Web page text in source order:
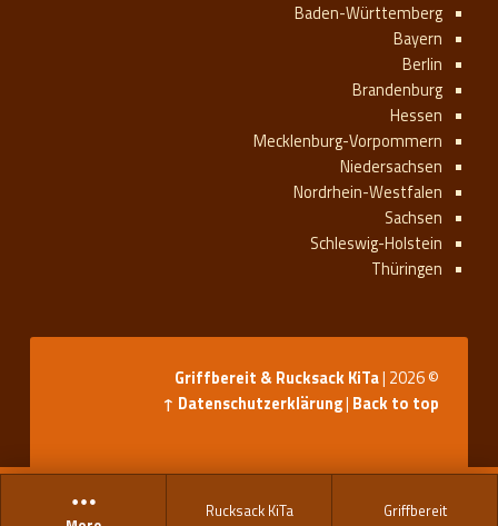
Griffbereit
Rucksack KiTa
Baden-Württemberg
Bayern
Berlin
Brandenburg
Hessen
Mecklenburg-Vorpommern
Niedersachsen
Nordrhein-Westfalen
Sachsen
Schleswig-Holstein
Thüringen
© 2026
Griffbereit & Rucksack KiTa|
Datenschutzerklärung| Back to top ↑